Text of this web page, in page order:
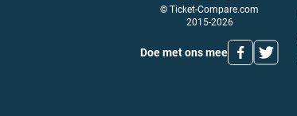
© Ticket-Compare.com
2015-2026
Doe met ons mee